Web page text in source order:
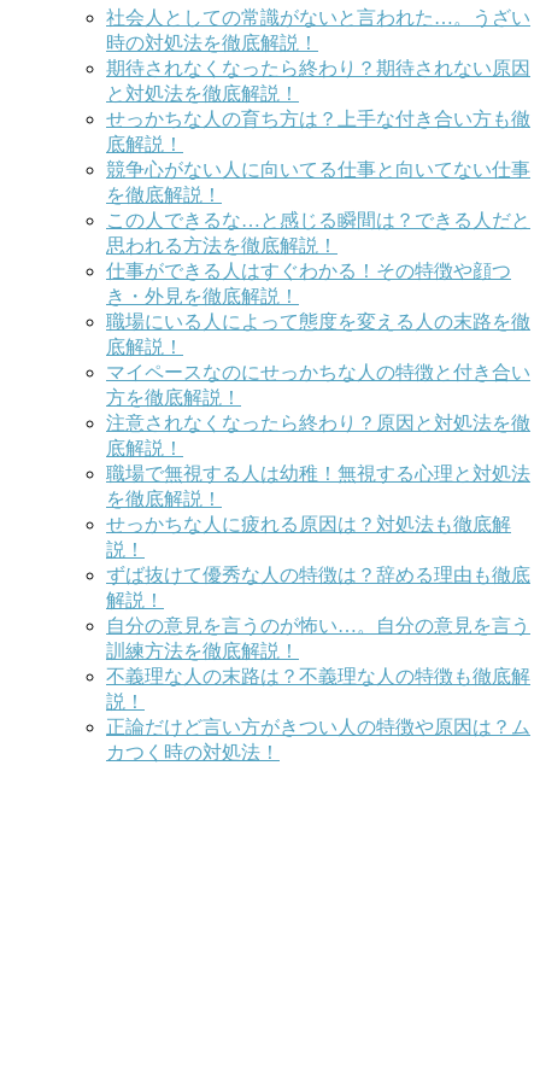
社会人としての常識がないと言われた…。うざい
時の対処法を徹底解説！
期待されなくなったら終わり？期待されない原因
と対処法を徹底解説！
せっかちな人の育ち方は？上手な付き合い方も徹
底解説！
競争心がない人に向いてる仕事と向いてない仕事
を徹底解説！
この人できるな…と感じる瞬間は？できる人だと
思われる方法を徹底解説！
仕事ができる人はすぐわかる！その特徴や顔つ
き・外見を徹底解説！
職場にいる人によって態度を変える人の末路を徹
底解説！
マイペースなのにせっかちな人の特徴と付き合い
方を徹底解説！
注意されなくなったら終わり？原因と対処法を徹
底解説！
職場で無視する人は幼稚！無視する心理と対処法
を徹底解説！
せっかちな人に疲れる原因は？対処法も徹底解
説！
ずば抜けて優秀な人の特徴は？辞める理由も徹底
解説！
自分の意見を言うのが怖い…。自分の意見を言う
訓練方法を徹底解説！
不義理な人の末路は？不義理な人の特徴も徹底解
説！
正論だけど言い方がきつい人の特徴や原因は？ム
カつく時の対処法！